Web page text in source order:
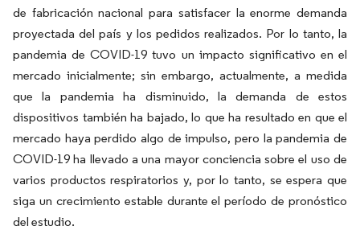
de fabricación nacional para satisfacer la enorme demanda
proyectada del país y los pedidos realizados. Por lo tanto, la
pandemia de COVID-19 tuvo un impacto significativo en el
mercado inicialmente; sin embargo, actualmente, a medida
que la pandemia ha disminuido, la demanda de estos
dispositivos también ha bajado, lo que ha resultado en que el
mercado haya perdido algo de impulso, pero la pandemia de
COVID-19 ha llevado a una mayor conciencia sobre el uso de
varios productos respiratorios y, por lo tanto, se espera que
siga un crecimiento estable durante el período de pronóstico
del estudio.